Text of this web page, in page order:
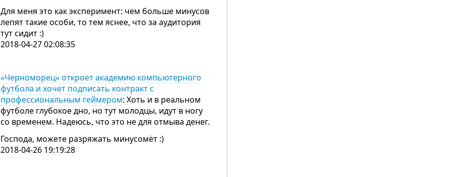
Для меня это как эксперимент: чем больше минусов
лепят такие особи, то тем яснее, что за аудитория
тут сидит :)
2018-04-27 02:08:35
«Черноморец» откроет академию компьютерного
футбола и хочет подписать контракт с
профессиональным геймером: Хоть и в реальном
футболе глубокое дно, но тут молодцы, идут в ногу
со временем. Надеюсь, что это не для отмыва денег.
Господа, можете разряжать минусомёт :)
2018-04-26 19:19:28